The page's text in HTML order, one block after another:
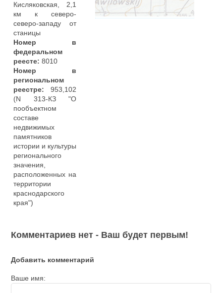
Кисляковская, 2,1
км к северо-
северо-западу от
станицы
Номер в
федеральном
реесте:8010
Номер в
региональном
реестре:953,102
(N 313-КЗ "О
пообъектном
составе
недвижимых
памятников
истории и культуры
регионального
значения,
расположенных на
территории
краснодарского
края")
Комментариев нет - Ваш будет первым!
Добавить комментарий
Ваше имя: